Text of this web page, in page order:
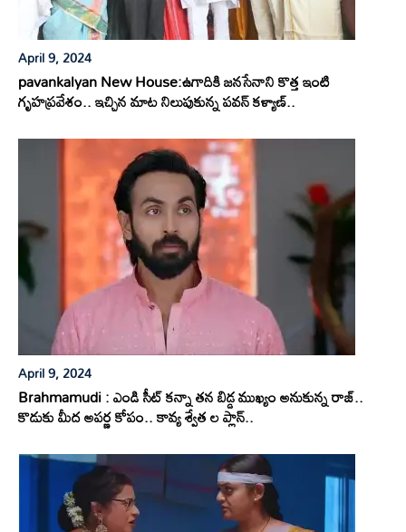
April 9, 2024
pavankalyan New House:ఉగాదికి జనసేనాని కొత్త ఇంటి
గృహప్రవేశం.. ఇచ్చిన మాట నిలుపుకున్న పవన్ కళ్యాణ్..
April 9, 2024
Brahmamudi : ఎండి సీట్ కన్నా తన బిడ్డ ముఖ్యం అనుకున్న రాజ్..
కొడుకు మీద అపర్ణ కోపం.. కావ్య శ్వేత ల ప్లాన్..